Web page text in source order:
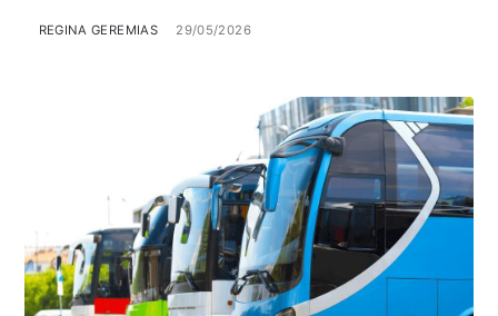
REGINA GEREMIAS 29/05/2026